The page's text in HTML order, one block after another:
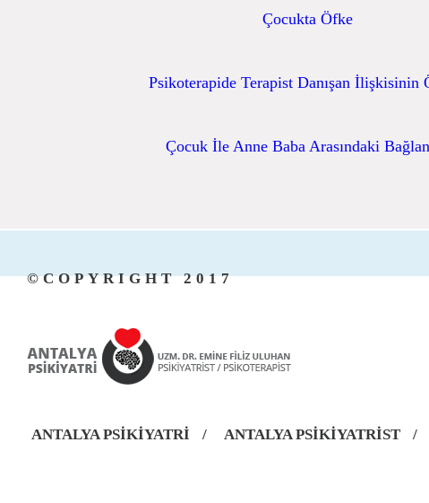
Çocukta Öfke
Psikoterapide Terapist Danışan İlişkisinin
Çocuk İle Anne Baba Arasındaki
©COPYRIGHT 2017
ANTALYA PSİKİYATRİ / ANTALYA PSİKİYATRİST /